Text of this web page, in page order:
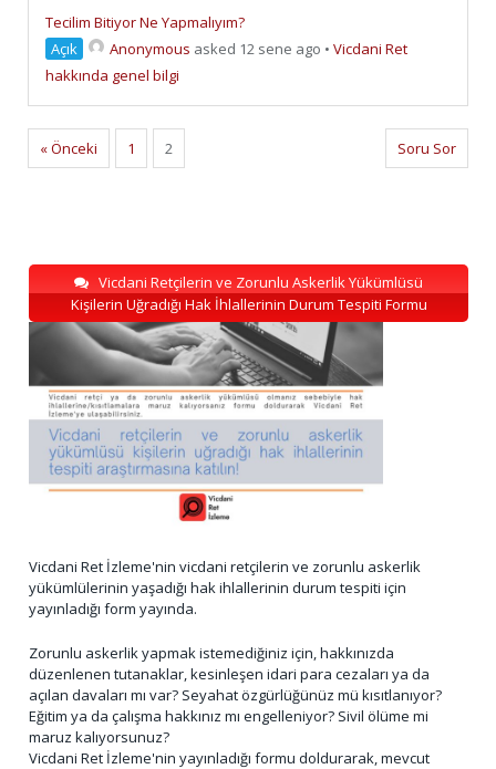
Tecilim Bitiyor Ne Yapmalıyım?
Açık
Anonymous asked 12 sene ago • Vicdani Ret
hakkında genel bilgi
« Önceki 1 2 Soru Sor
Vicdani Retçilerin ve Zorunlu Askerlik Yükümlüsü
Kişilerin Uğradığı Hak İhlallerinin Durum Tespiti Formu
Vicdani Ret İzleme'nin vicdani retçilerin ve zorunlu askerlik
yükümlülerinin yaşadığı hak ihlallerinin durum tespiti için
yayınladığı form yayında.
Zorunlu askerlik yapmak istemediğiniz için, hakkınızda
düzenlenen tutanaklar, kesinleşen idari para cezaları ya da
açılan davaları mı var? Seyahat özgürlüğünüz mü kısıtlanıyor?
Eğitim ya da çalışma hakkınız mı engelleniyor? Sivil ölüme mi
maruz kalıyorsunuz?
Vicdani Ret İzleme'nin yayınladığı formu doldurarak, mevcut